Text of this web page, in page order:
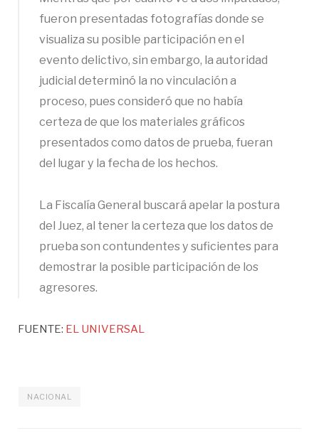
fueron presentadas fotografías donde se
visualiza su posible participación en el
evento delictivo, sin embargo, la autoridad
judicial determinó la no vinculación a
proceso, pues consideró que no había
certeza de que los materiales gráficos
presentados como datos de prueba, fueran
del lugar y la fecha de los hechos.
La Fiscalía General buscará apelar la postura
del Juez, al tener la certeza que los datos de
prueba son contundentes y suficientes para
demostrar la posible participación de los
agresores.
FUENTE: EL UNIVERSAL
NACIONAL